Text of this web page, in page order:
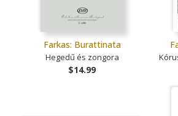
Farkas: Burattinata
Hegedű és zongora
$14.99